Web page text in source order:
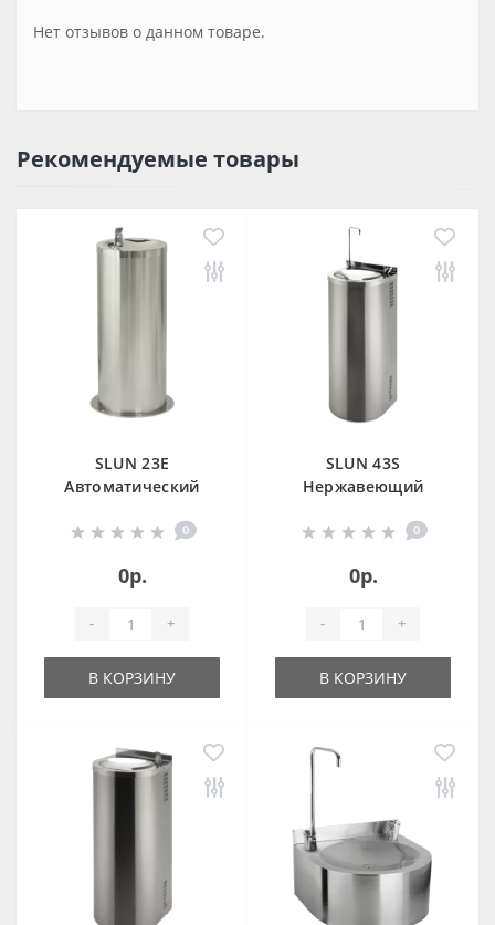
Нет отзывов о данном товаре.
Рекомендуемые товары
SLUN 23E
Автоматический
питьевой фонтан,
0
0р.
- +
В КОРЗИНУ
SLUN 43S
Нержавеющий
нажимной
к стене, арматура
0
0р.
- +
В КОРЗИНУ